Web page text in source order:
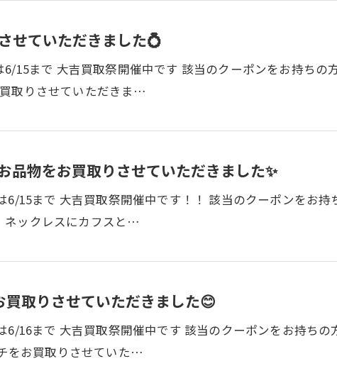
せていただきました💍
15まで 大吉買取祭開催中です 該当のクーポンをお持ち
取りさせていただきま…
品物をお買取りさせていただきました✨
6/15まで 大吉買取祭開催中です！！ 該当のクーポンをお
ネックレスにカフスと…
取りさせていただきました😊
6/16まで 大吉買取祭開催中です 該当のクーポンをお持ち
をお買取りさせていた…